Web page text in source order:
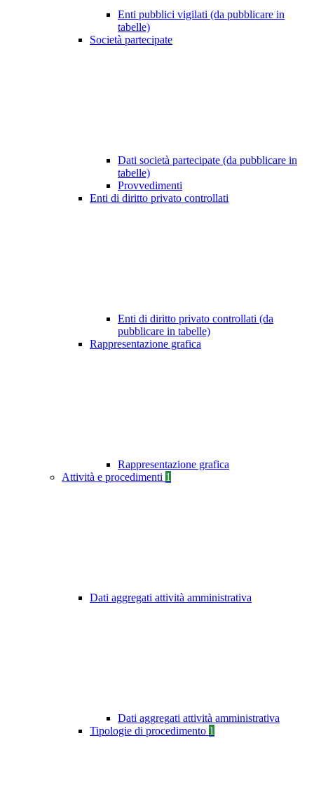
Enti pubblici vigilati (da pubblicare in
tabelle)
Società partecipate
Dati società partecipate (da pubblicare in
tabelle)
Provvedimenti
Enti di diritto privato controllati
Enti di diritto privato controllati (da
pubblicare in tabelle)
Rappresentazione grafica
Rappresentazione grafica
Attività e procedimenti 1
Dati aggregati attività amministrativa
Dati aggregati attività amministrativa
Tipologie di procedimento 1